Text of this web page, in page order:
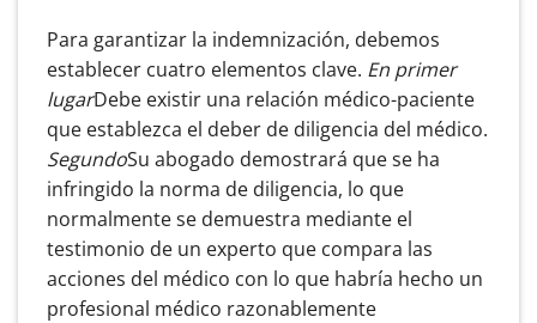
Para garantizar la indemnización, debemos
establecer cuatro elementos clave. En primer
lugarDebe existir una relación médico-paciente
que establezca el deber de diligencia del médico.
SegundoSu abogado demostrará que se ha
infringido la norma de diligencia, lo que
normalmente se demuestra mediante el
testimonio de un experto que compara las
acciones del médico con lo que habría hecho un
profesional médico razonablemente